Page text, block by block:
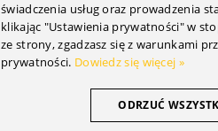
świadczenia usług oraz prowadzenia
klikając "Ustawienia prywatności" w
ze strony, zgadzasz się z warunkami
prywatności. Dowiedz się więcej »
ODRZUĆ